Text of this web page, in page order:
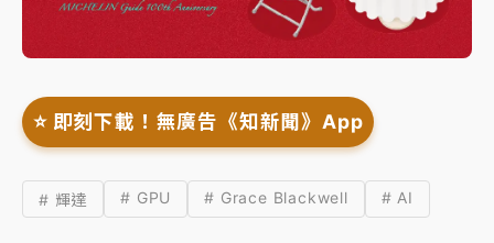
⭐️ 即刻下載！無廣告《知新聞》App
# 輝達 # GPU # Grace Blackwell # AI